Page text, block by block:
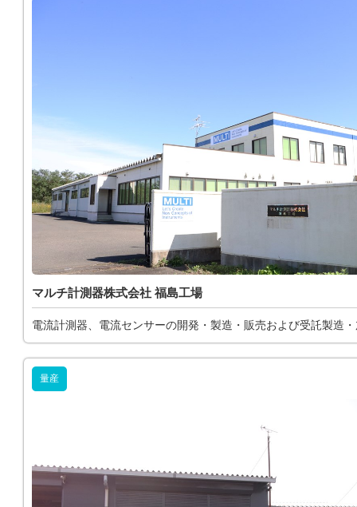
マルチ計測器株式会社 福島工場
電流計測器、電流センサーの開発・製造・販売および受託製造
量産